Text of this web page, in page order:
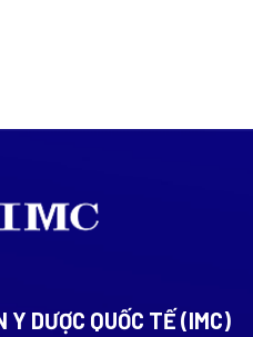
DƯỢC QUỐC TẾ (IMC)